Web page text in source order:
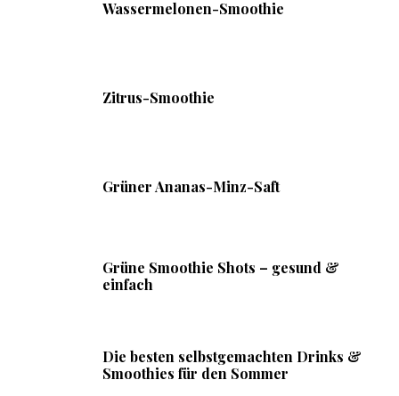
Wassermelonen-Smoothie
Zitrus-Smoothie
Grüner Ananas-Minz-Saft
Grüne Smoothie Shots – gesund &
einfach
Die besten selbstgemachten Drinks &
Smoothies für den Sommer